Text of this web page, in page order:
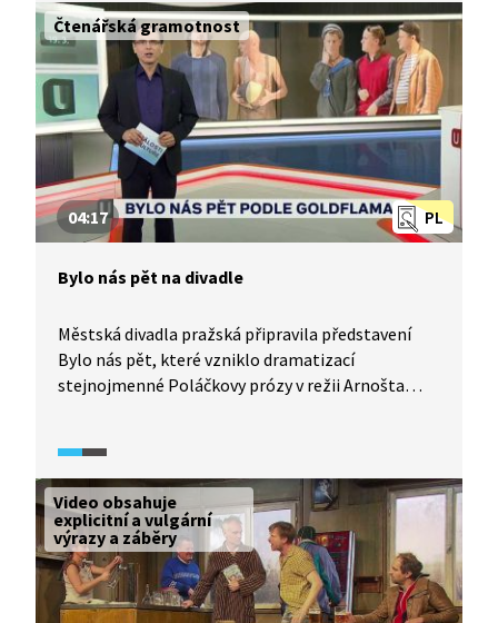
jednotlivých balad. Společně se s tvůrci
představení zamýšlejí nad motivy mystiky, hororu,
viny, trestu, ale i odpuštění.
Čtenářská gramotnost
PL
04:17
Bylo nás pět na divadle
Městská divadla pražská připravila představení
Bylo nás pět, které vzniklo dramatizací
stejnojmenné Poláčkovy prózy v režii Arnošta
Video obsahuje
explicitní a vulgární
výrazy a záběry